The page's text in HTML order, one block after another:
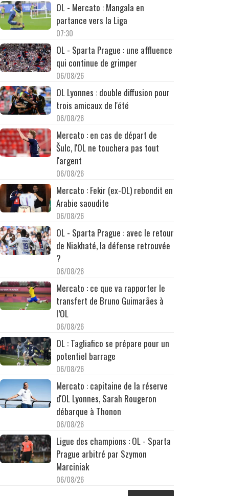
OL - Mercato : Mangala en
partance vers la Liga
07:30
OL - Sparta Prague : une affluence
qui continue de grimper
06/08/26
OL Lyonnes : double diffusion pour
trois amicaux de l'été
06/08/26
Mercato : en cas de départ de
Šulc, l'OL ne touchera pas tout
l'argent
06/08/26
Mercato : Fekir (ex-OL) rebondit en
Arabie saoudite
06/08/26
OL - Sparta Prague : avec le retour
de Niakhaté, la défense retrouvée
?
06/08/26
Mercato : ce que va rapporter le
transfert de Bruno Guimarães à
l’OL
06/08/26
OL : Tagliafico se prépare pour un
potentiel barrage
06/08/26
Mercato : capitaine de la réserve
d'OL Lyonnes, Sarah Rougeron
débarque à Thonon
06/08/26
Ligue des champions : OL - Sparta
Prague arbitré par Szymon
Marciniak
06/08/26